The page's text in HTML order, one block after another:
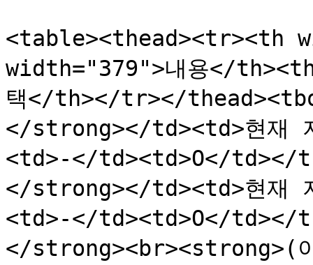
<table><thead><tr><th
width="379">내용</
택</th></tr></
</strong></td><td>현재
<td>-</td><td>O</td></
</strong></td><td>현재
<td>-</td><td>O</td></
</strong><br><strong>(